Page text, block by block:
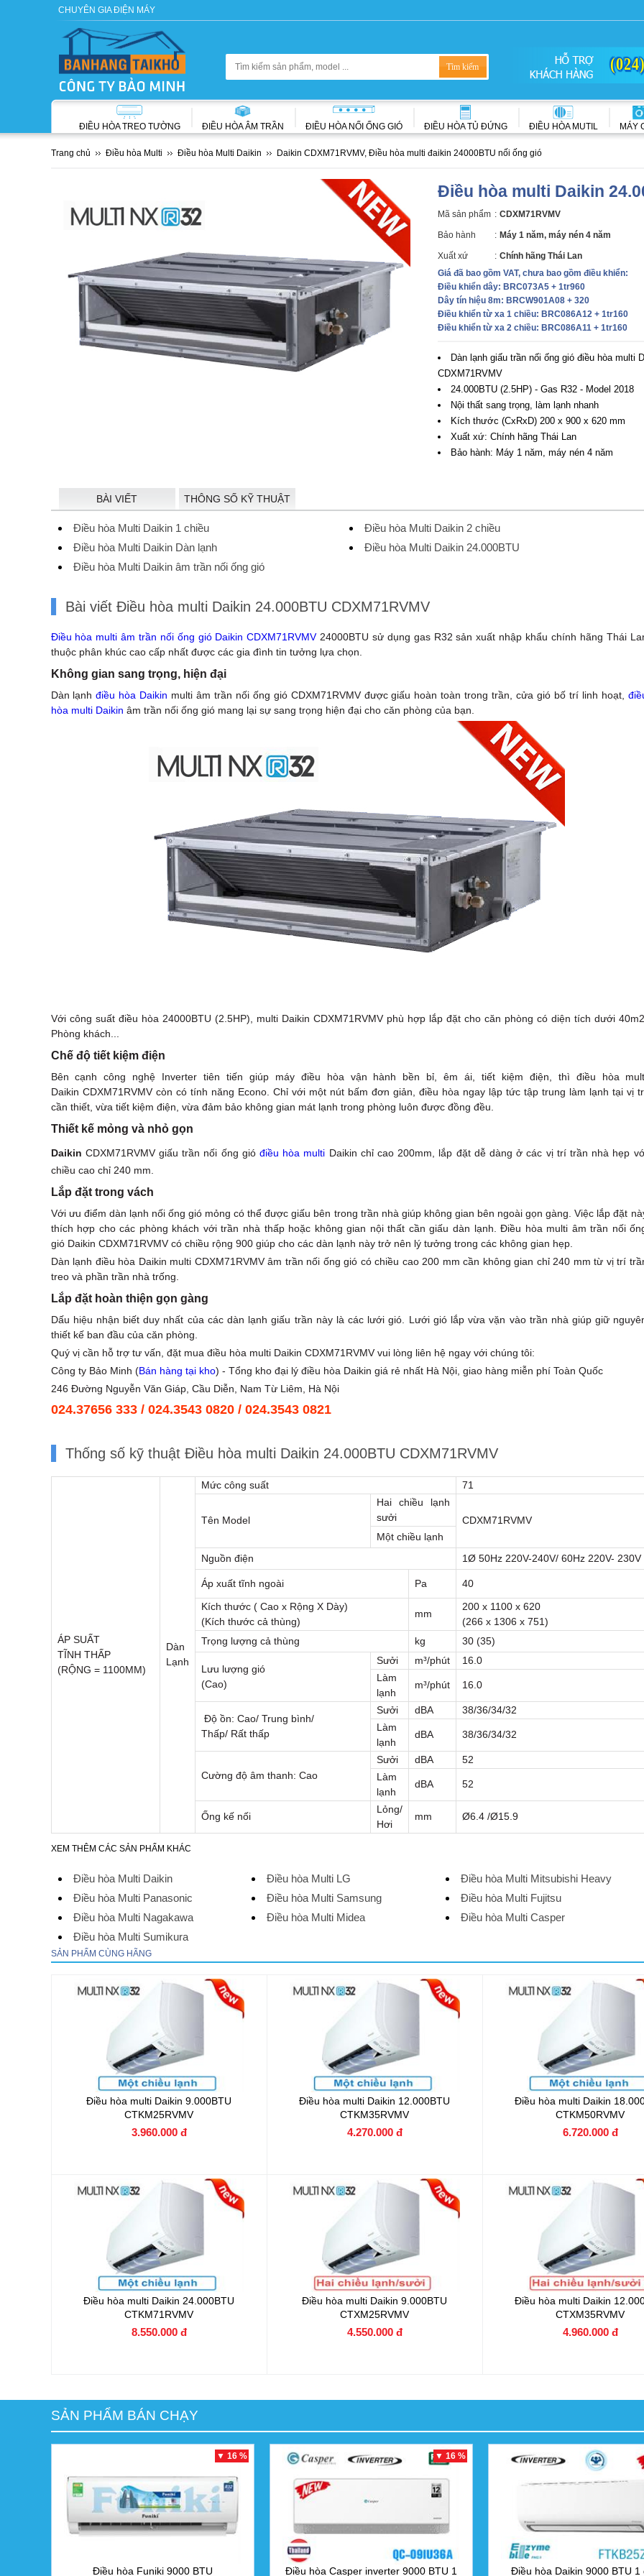
CHUYÊN GIA ĐIỆN MÁY
ĐIỀU HÒA TREO TƯỜNG ĐIỀU HÒA ÂM TRẦN ĐIỀU HÒA NỐI ỐNG GIÓ ĐIỀU HÒA TỦ ĐỨNG ĐIỀU HÒA MUTIL MÁY
Trang chủ Điều hòa Multi Điều hòa Multi Daikin Daikin CDXM71RVMV, Điều hòa multi đaikin 24000BTU nối ống gió
Điều hòa multi Daikin
Mã sản phẩm : CDXM71RVMV
Bảo hành : Máy 1 năm, máy nén 4 năm
Xuất xứ : Chính hãng Thái Lan
Giá đã bao gồm VAT, chưa bao gồm điều khiển:
Điều khiển dây: BRC073A5 + 1tr960
Dây tín hiệu 8m: BRCW901A08 + 320
Điều khiển từ xa 1 chiều: BRC086A12 + 1tr160
Điều khiển từ xa 2 chiều: BRC086A11 + 1tr160
Dàn lạnh giấu trần nối ống gió điều hòa multi
CDXM71RVMV
24.000BTU (2.5HP) - Gas R32 - Model 2018
Nội thất sang trọng, làm lạnh nhanh
Kích thước (CxRxD) 200 x 900 x 620 mm
Xuất xứ: Chính hãng Thái Lan
Bảo hành: Máy 1 năm, máy nén 4 năm
BÀI VIẾT THÔNG SỐ KỸ THUẬT
Điều hòa Multi Daikin 1 chiều
Điều hòa Multi Daikin 2 chiều
Điều hòa Multi Daikin Dàn lạnh
Điều hòa Multi Daikin 24.000BTU
Điều hòa Multi Daikin âm trần nối ống gió
Bài viết Điều hòa multi Daikin 24.000BTU CDXM71RVMV
Điều hòa multi âm trần nối ống gió Daikin CDXM71RVMV24000BTU sử dụng gas R32 sản xuất nhập khẩu chính hãng Thái
thuộc phân khúc cao cấp nhất được các gia đình tin tưởng lựa chọn.
Không gian sang trọng, hiện đại
Dàn lạnhđiều hòa Daikin multi âm trần nối ống gió CDXM71RVMV được giấu hoàn toàn trong trần, cửa gió bố trí linh hoạt,
hòa multi Daikin âm trần nối ống gió mang lại sự sang trọng hiện đại cho căn phòng của bạn.
Với công suất điều hòa 24000BTU (2.5HP), multi Daikin CDXM71RVMV phù hợp lắp đặt cho căn phòng có diện tích dưới
Phòng khách...
Chế độ tiết kiệm điện
Bên cạnh công nghệ Inverter tiên tiến giúp máy điều hòa vận hành bền bỉ, êm ái, tiết kiệm điện, thì điều hòa
Daikin CDXM71RVMV còn có tính năng Econo. Chỉ với một nút bấm đơn giản, điều hòa ngay lập tức tập trung làm lạnh tại vị
cần thiết, vừa tiết kiệm điện, vừa đảm bảo không gian mát lạnh trong phòng luôn được đồng đều.
Thiết kế mỏng và nhỏ gọn
Daikin CDXM71RVMV giấu trần nối ống gió điều hòa multi Daikin chỉ cao 200mm, lắp đặt dễ dàng ở các vị trí trần nhà hẹp
chiều cao chỉ 240 mm.
Lắp đặt trong vách
Với ưu điểm dàn lạnh nối ống gió mỏng có thể được giấu bên trong trần nhà giúp không gian bên ngoài gọn gàng. Việc lắp đặt
thích hợp cho các phòng khách với trần nhà thấp hoặc không gian nội thất cần giấu dàn lạnh. Điều hòa multi âm trần nối
gió Daikin CDXM71RVMV có chiều rộng 900 giúp cho các dàn lạnh này trở nên lý tưởng trong các không gian hẹp.
Dàn lạnh điều hòa Daikin multi CDXM71RVMV âm trần nối ống gió có chiều cao 200 mm cần không gian chỉ 240 mm từ vị trí
treo và phần trần nhà trống.
Lắp đặt hoàn thiện gọn gàng
Dấu hiệu nhận biết duy nhất của các dàn lạnh giấu trần này là các lưới gió. Lưới gió lắp vừa vặn vào trần nhà giúp giữ
thiết kế ban đầu của căn phòng.
Quý vị cần hỗ trợ tư vấn, đặt mua điều hòa multi Daikin CDXM71RVMV vui lòng liên hệ ngay với chúng tôi:
Công ty Bảo Minh (Bán hàng tại kho) - Tổng kho đại lý điều hòa Daikin giá rẻ nhất Hà Nội, giao hàng miễn phí Toàn Quốc
246 Đường Nguyễn Văn Giáp, Cầu Diễn, Nam Từ Liêm, Hà Nội
024.37656 333/ 024.3543 0820/ 024.3543 0821
Thống số kỹ thuật Điều hòa multi Daikin 24.000BTU CDXM71RVMV
ÁP SUẤT
TĨNH THẤP
(RỘNG = 1100MM)
Dàn
Lạnh
Mức công suất 71
Tên Model
Hai chiều lạnh
sưởi
CDXM71RVMV
Một chiều lạnh
Nguồn điện
1Ø 50Hz 220V-240V/ 60Hz 220V- 230V
Áp xuất tĩnh ngoài Pa
40
Kích thước ( Cao x Rộng X Dày)
(Kích thước cả thùng)
mm
200 x 1100 x 620
(266 x 1306 x 751)
Trọng lượng cả thùng
kg 30 (35)
Lưu lượng gió
(Cao)
Sưởi m³/phút
16.0
Làm
lạnh
m³/phút 16.0
Độ ồn: Cao/ Trung bình/
Thấp/ Rất thấp
Sưởi dBA
38/36/34/32
Làm
lạnh
dBA 38/36/34/32
Cường độ âm thanh: Cao
Sưởi dBA
52
Làm
lạnh
dBA 52
Ống kế nối
Lỏng/
Hơi
mm Ø6.4 /Ø15.9
XEM THÊM CÁC SẢN PHẨM KHÁC
Điều hòa Multi Daikin Điều hòa Multi LG
Điều hòa Multi Mitsubishi Heavy
Điều hòa Multi Panasonic
Điều hòa Multi Samsung
Điều hòa Multi Fujitsu
Điều hòa Multi Nagakawa
Điều hòa Multi Midea
Điều hòa Multi Casper
Điều hòa Multi Sumikura
SẢN PHẨM CÙNG HÃNG
Điều hòa multi Daikin 9.000BTU
CTKM25RVMV
3.960.000 đ
Điều hòa multi Daikin 12.000BTU
CTKM35RVMV
4.270.000 đ
Điều hòa multi Daikin
CTKM50RVMV
6.720.000 đ
Điều hòa multi Daikin 24.000BTU
CTKM71RVMV
8.550.000 đ
Điều hòa multi Daikin 9.000BTU
CTXM25RVMV
4.550.000 đ
Điều hòa multi Daikin
CTXM35RVMV
4.960.000 đ
SẢN PHẨM BÁN CHẠY
▼ 16 %
Điều hòa Funiki 9000 BTU
▼ 16 %
Điều hòa Casper inverter 9000 BTU 1 Điều hòa Daikin 9000 BTU 1